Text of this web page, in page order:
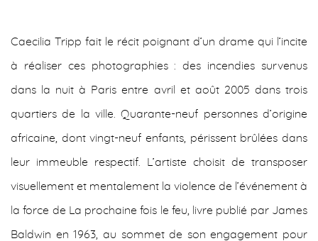
Caecilia Tripp fait le récit poignant d’un drame qui l’incite
à réaliser ces photographies : des incendies survenus
dans la nuit à Paris entre avril et août 2005 dans trois
quartiers de la ville. Quarante-neuf personnes d’origine
africaine, dont vingt-neuf enfants, périssent brûlées dans
leur immeuble respectif. L’artiste choisit de transposer
visuellement et mentalement la violence de l’événement à
la force de La prochaine fois le feu, livre publié par James
Baldwin en 1963, au sommet de son engagement pour